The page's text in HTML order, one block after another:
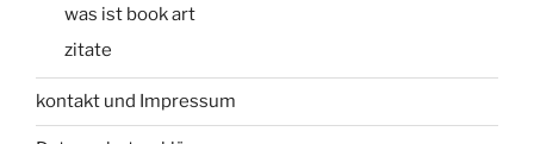
was ist book art
zitate
kontakt und Impressum